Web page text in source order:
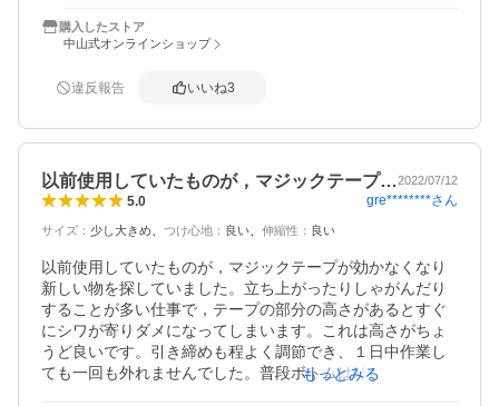
購入したストア
中山式オンラインショップ
違反報告 いいね3
以前使用していたものが，マジックテープ…2022/07/12
5.0 gre********さん
サイズ ： 少し大きめ つけ心地 ： 良い 伸縮性 ： 良い
以前使用していたものが，マジックテープが効かなくなり
新しい物を探していました。立ち上がったりしゃがんだり
することが多い仕事で，テープの部分の高さがあるとすぐ
にシワが寄りダメになってしまいます。これは高さがちょ
うど良いです。引き締めも程よく調節でき、１日中作業し
ても一回も外れませんでした。普段ボトムはMサイズで
もっとみる